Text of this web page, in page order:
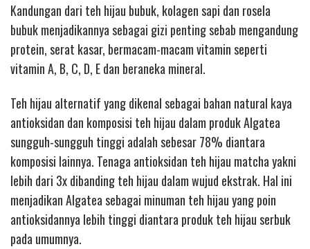
Kandungan dari teh hijau bubuk, kolagen sapi dan rosela
bubuk menjadikannya sebagai gizi penting sebab mengandung
protein, serat kasar, bermacam-macam vitamin seperti
vitamin A, B, C, D, E dan beraneka mineral.
Teh hijau alternatif yang dikenal sebagai bahan natural kaya
antioksidan dan komposisi teh hijau dalam produk Algatea
sungguh-sungguh tinggi adalah sebesar 78% diantara
komposisi lainnya. Tenaga antioksidan teh hijau matcha yakni
lebih dari 3x dibanding teh hijau dalam wujud ekstrak. Hal ini
menjadikan Algatea sebagai minuman teh hijau yang poin
antioksidannya lebih tinggi diantara produk teh hijau serbuk
pada umumnya.